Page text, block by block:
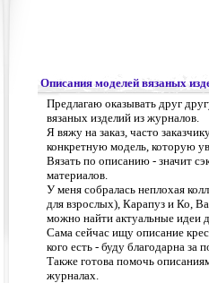
Описания моделей вязаных
Предлагаю оказывать друг
вязаных изделий из журналов.
Я вяжу на заказ, часто
конкретную модель, которую
Вязать по описанию - значит
материалов.
У меня собралась неплохая
для взрослых), Карапуз и Ко,
можно найти актуальные идеи
Сама сейчас ищу описание
кого есть - буду благодарна за
Также готова помочь
журналах.